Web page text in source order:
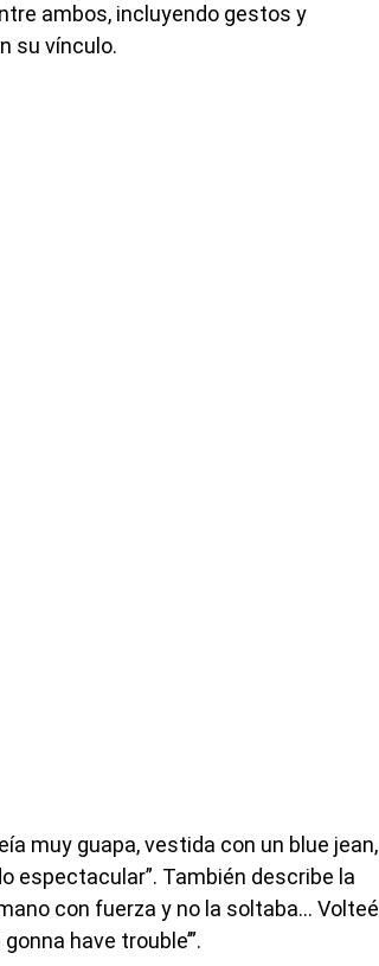
ambos, incluyendo gestos y
su vínculo.
muy guapa, vestida con un blue jean,
espectacular”. También describe la
con fuerza y no la soltaba… Volteé
have trouble’”.